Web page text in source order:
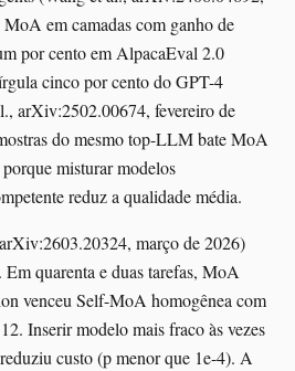
em camadas com ganho de
por cento em AlpacaEval 2.0
cinco por cento do GPT-4
arXiv:2502.00674, fevereiro de
do mesmo top-LLM bate MoA
misturar modelos
reduz a qualidade média.
março de 2026)
quarenta e duas tarefas, MoA
venceu Self-MoA homogênea com
Inserir modelo mais fraco às vezes
custo (p menor que 1e-4). A